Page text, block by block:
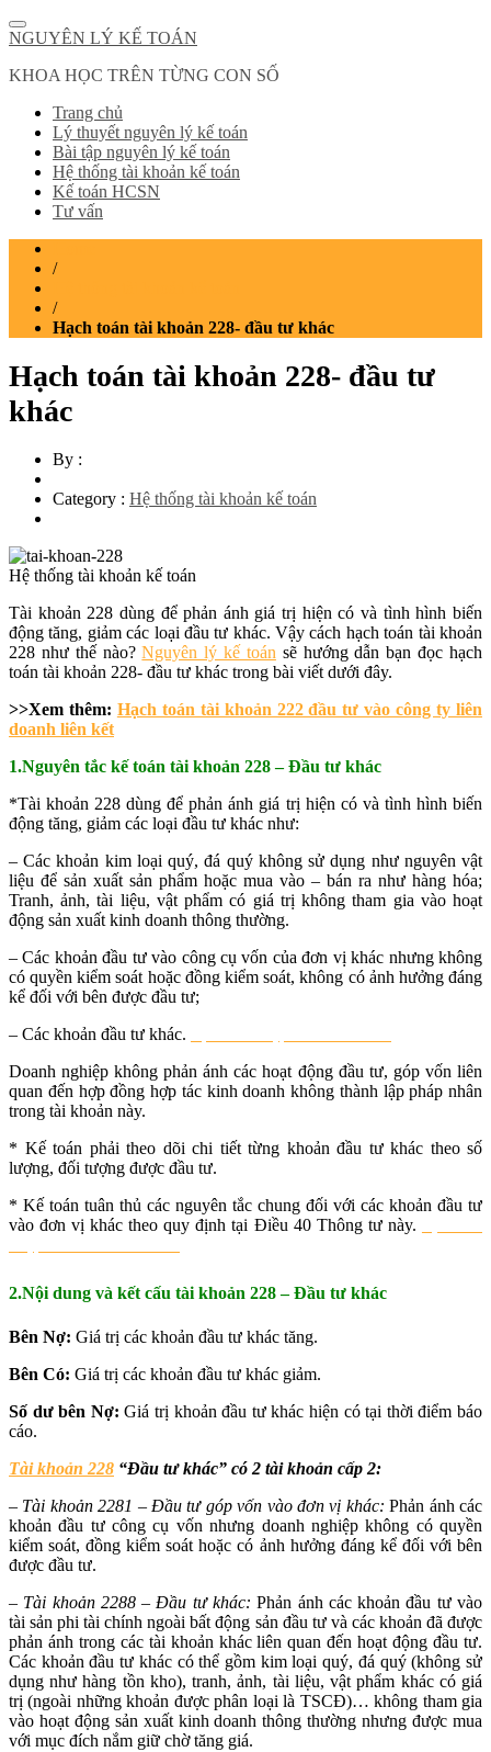
NGUYÊN LÝ KẾ TOÁN
KHOA HỌC TRÊN TỪNG CON SỐ
Trang chủ
Lý thuyết nguyên lý kế toán
Bài tập nguyên lý kế toán
Hệ thống tài khoản kế toán
Kế toán HCSN
Tư vấn
/
/
Hạch toán tài khoản 228- đầu tư khác
Hạch toán tài khoản 228- đầu tư
khác
By :
Category : Hệ thống tài khoản kế toán
Hệ thống tài khoản kế toán
Tài khoản 228 dùng để phản ánh giá trị hiện có và tình hình biến
động tăng, giảm các loại đầu tư khác. Vậy cách hạch toán tài khoản
228 như thế nào?Nguyên lý kế toán sẽ hướng dẫn bạn đọc hạch
toán tài khoản 228- đầu tư khác trong bài viết dưới đây.
>>Xem thêm: Hạch toán tài khoản 222 đầu tư vào công ty liên
doanh liên kết
1.Nguyên tắc kế toán tài khoản 228 – Đầu tư khác
*Tài khoản 228 dùng để phản ánh giá trị hiện có và tình hình biến
động tăng, giảm các loại đầu tư khác như:
– Các khoản kim loại quý, đá quý không sử dụng như nguyên vật
liệu để sản xuất sản phẩm hoặc mua vào – bán ra như hàng hóa;
Tranh, ảnh, tài liệu, vật phẩm có giá trị không tham gia vào hoạt
động sản xuất kinh doanh thông thường.
– Các khoản đầu tư vào công cụ vốn của đơn vị khác nhưng không
có quyền kiểm soát hoặc đồng kiểm soát, không có ảnh hưởng đáng
kể đối với bên được đầu tư;
– Các khoản đầu tư khác.
Doanh nghiệp không phản ánh các hoạt động đầu tư, góp vốn liên
quan đến hợp đồng hợp tác kinh doanh không thành lập pháp nhân
trong tài khoản này.
* Kế toán phải theo dõi chi tiết từng khoản đầu tư khác theo số
lượng, đối tượng được đầu tư.
* Kế toán tuân thủ các nguyên tắc chung đối với các khoản đầu tư
vào đơn vị khác theo quy định tại Điều 40 Thông tư này.
2.Nội dung và kết cấu tài khoản 228 – Đầu tư khác
Bên Nợ: Giá trị các khoản đầu tư khác tăng.
Bên Có: Giá trị các khoản đầu tư khác giảm.
Số dư bên Nợ:Giá trị khoản đầu tư khác hiện có tại thời điểm báo
cáo.
Tài khoản 228 “Đầu tư khác” có 2 tài khoản cấp 2:
– Tài khoản 2281 – Đầu tư góp vốn vào đơn vị khác:Phản ánh các
khoản đầu tư công cụ vốn nhưng doanh nghiệp không có quyền
kiểm soát, đồng kiểm soát hoặc có ảnh hưởng đáng kể đối với bên
được đầu tư.
– Tài khoản 2288 – Đầu tư khác: Phản ánh các khoản đầu tư vào
tài sản phi tài chính ngoài bất động sản đầu tư và các khoản đã được
phản ánh trong các tài khoản khác liên quan đến hoạt động đầu tư.
Các khoản đầu tư khác có thể gồm kim loại quý, đá quý (không sử
dụng như hàng tồn kho), tranh, ảnh, tài liệu, vật phẩm khác có giá
trị (ngoài những khoản được phân loại là TSCĐ)… không tham gia
vào hoạt động sản xuất kinh doanh thông thường nhưng được mua
với mục đích nắm giữ chờ tăng giá.